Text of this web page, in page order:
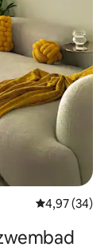
Gemiddelde
4,97 (34)